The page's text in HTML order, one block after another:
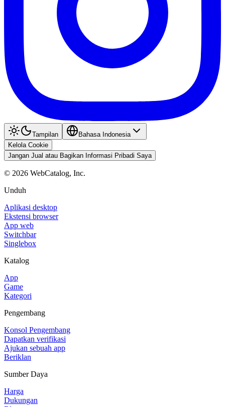
Tampilan
Bahasa Indonesia
Kelola Cookie
Jangan Jual atau Bagikan Informasi Pribadi Saya
© 2026 WebCatalog, Inc.
Unduh
Aplikasi desktop
Ekstensi browser
App web
Switchbar
Singlebox
Katalog
App
Game
Kategori
Pengembang
Konsol Pengembang
Dapatkan verifikasi
Ajukan sebuah app
Beriklan
Sumber Daya
Harga
Dukungan